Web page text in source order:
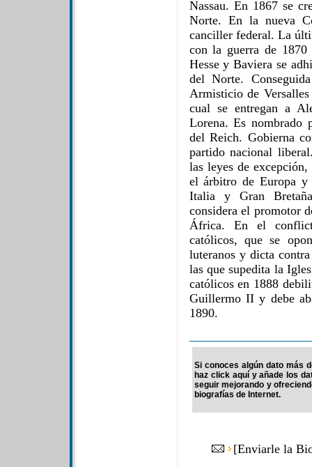
Nassau. En 1867 se
Norte. En la nueva
canciller federal. La
con la guerra de 1870
Hesse y Baviera se
del Norte.
Armisticio de
cual se entregan a
Lorena. Es nombrado
del Reich. Gobierna
partido nacional
las leyes de
el árbitro de Europa
Italia y Gran
considera el promotor
África. En el
católicos, que se
luteranos y dicta
las que supedita la
católicos en 1888
Guillermo II y debe
1890.
Si conoces algún dato más
haz click aquí y añade los
seguir mejorando y
biografías de Internet.
[Enviarle la